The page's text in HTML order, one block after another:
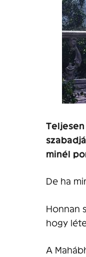
minél
De ha
Honnan
hogy
A